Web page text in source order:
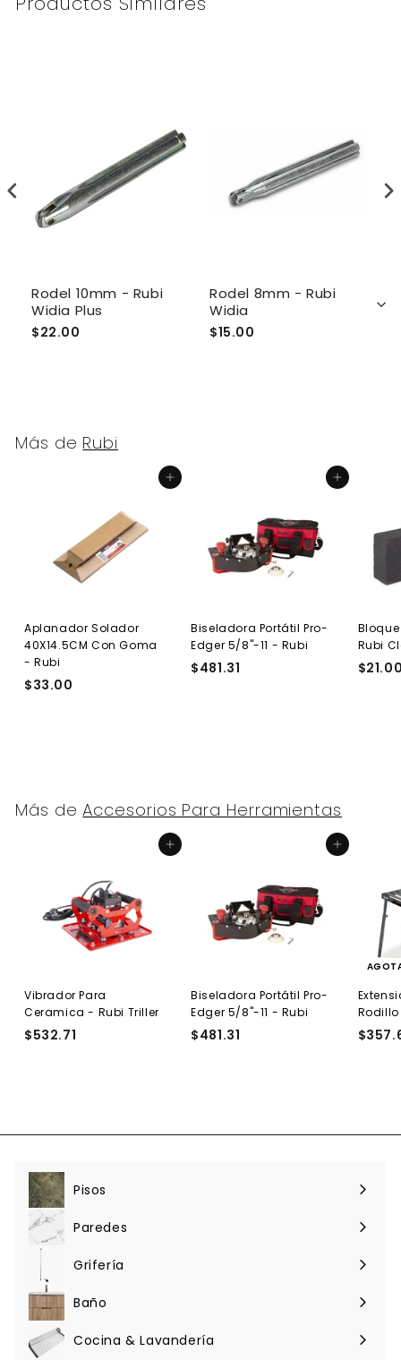
Rodel 10mm - Rubi
Widia Plus
$22.00
Rodel 8mm - Rubi
Widia
$15.00
Más de Rubi
Agregar al carrito
Aplanador Solador
40X14.5CM Con Goma
- Rubi
$33.00
Agregar al carrito
Biseladora Portátil Pro-
Edger 5/8"-11 - Rubi
$481.31
Rubi
Más deAccesorios Para Herramientas
Agregar al carrito
Vibrador Para
Ceramica - Rubi Triller
$532.71
7
Agregar al carrito
Biseladora Portátil Pro-
Edger 5/8"-11 - Rubi
$481.31
3
Pisos
Expandir
menú Paredes
Expandir
Grifería
Expandir
menú Baño
Expandir
menú Cocina & Lavandería
Expandir